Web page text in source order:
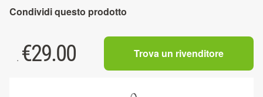
Condividi questo prodotto
. €29.00 Trova un rivenditore